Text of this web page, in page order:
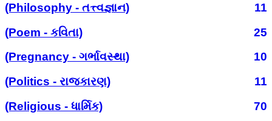
(Philosophy - તત્ત્વજ્ઞાન)
11
(Poem - કવિતા)
25
(Pregnancy - ગર્ભાવસ્થા)
10
(Politics - રાજકારણ)
11
(Religious - ધાર્મિક)
70